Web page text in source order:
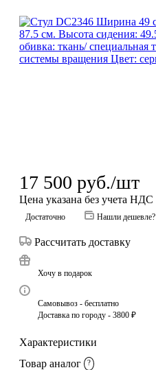
17 500 руб./шт
Цена указана без учета НДС
Достаточно Нашли дешевле?
Рассчитать доставку
Хочу в подарок
Самовывоз - бесплатно
Доставка по городу - 3800 ₽
Характеристики
Товар аналог
?